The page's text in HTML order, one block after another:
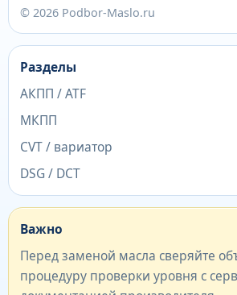
© 2026 Podbor-Maslo.ru
Разделы
АКПП / ATF
МКПП
CVT / вариатор
DSG / DCT
Важно
Перед заменой масла сверяйте
процедуру проверки уровня с